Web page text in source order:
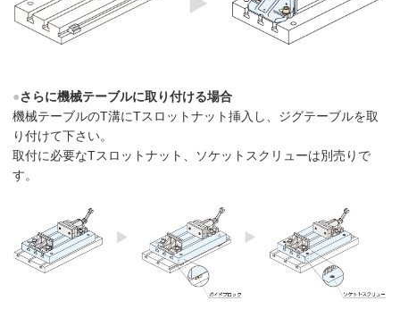
●さらに機械テーブルに取り付ける場合
機械テーブルのT溝にTスロットナット挿入し、ジグテーブルを取
り付けて下さい。
取付に必要なTスロットナット、ソケットスクリューは別売りで
す。